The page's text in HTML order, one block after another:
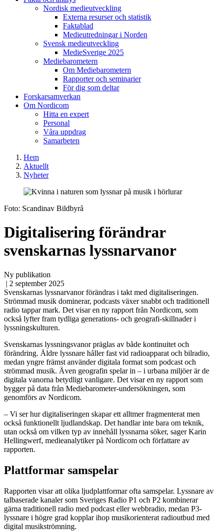
Nordisk medieutveckling
Externa resurser och statistik
Faktablad
Medieutredningar i Norden
Svensk medieutveckling
MedieSverige 2025
Mediebarometern
Om Mediebarometern
Rapporter och seminarier
För dig som deltar
Forskarsamverkan
Om Nordicom
Hitta en expert
Personal
Våra uppdrag
Samarbeten
Hem
Aktuellt
Nyheter
Foto: Scandinav Bildbyrå
Digitalisering förändrar
svenskarnas lyssnarvanor
Ny publikation
| 2 september 2025
Svenskarnas lyssnarvanor förändras i takt med digitaliseringen.
Strömmad musik dominerar, podcasts växer snabbt och traditionell
radio tappar mark. Det visar en ny rapport från Nordicom, som
också lyfter fram tydliga generations- och geografi-skillnader i
lyssningskulturen.
Svenskarnas lyssningsvanor präglas av både kontinuitet och
förändring. Äldre lyssnare håller fast vid radioapparat och bilradio,
medan yngre främst använder digitala format som podcast och
strömmad musik. Även geografin spelar in – i urbana miljöer är de
digitala vanorna betydligt vanligare. Det visar en ny rapport som
bygger på data från Mediebarometer-undersökningen, som
genomförs av Nordicom.
– Vi ser hur digitaliseringen skapar ett alltmer fragmenterat men
också funktionellt ljudlandskap. Det handlar inte bara om teknik,
utan också om vilken typ av innehåll lyssnarna söker, sager Karin
Hellingwerf, medieanalytiker på Nordicom och författare av
rapporten.
Plattformar samspelar
Rapporten visar att olika ljudplattformar ofta samspelar. Lyssnare av
talbaserade kanaler som Sveriges Radio P1 och P2 kombinerar
gärna traditionell radio med podcast eller webbradio, medan P3-
lyssnare i högre grad kopplar ihop musikorienterat radioutbud med
digital musikströmning.